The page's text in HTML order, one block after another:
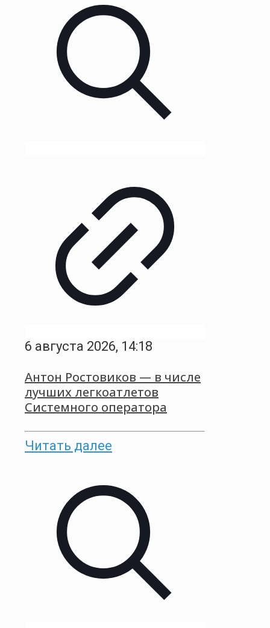
6 августа 2026, 14:18
Антон Ростовиков — в числе
лучших легкоатлетов
Системного оператора
Читать далее